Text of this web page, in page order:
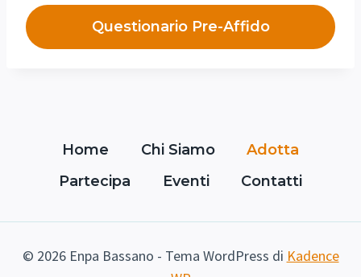
Questionario Pre-Affido
Home Chi Siamo
Adotta
Partecipa
Eventi Contatti
© 2026 Enpa Bassano - Tema WordPress di Kadence